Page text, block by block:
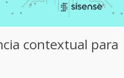
contextual para